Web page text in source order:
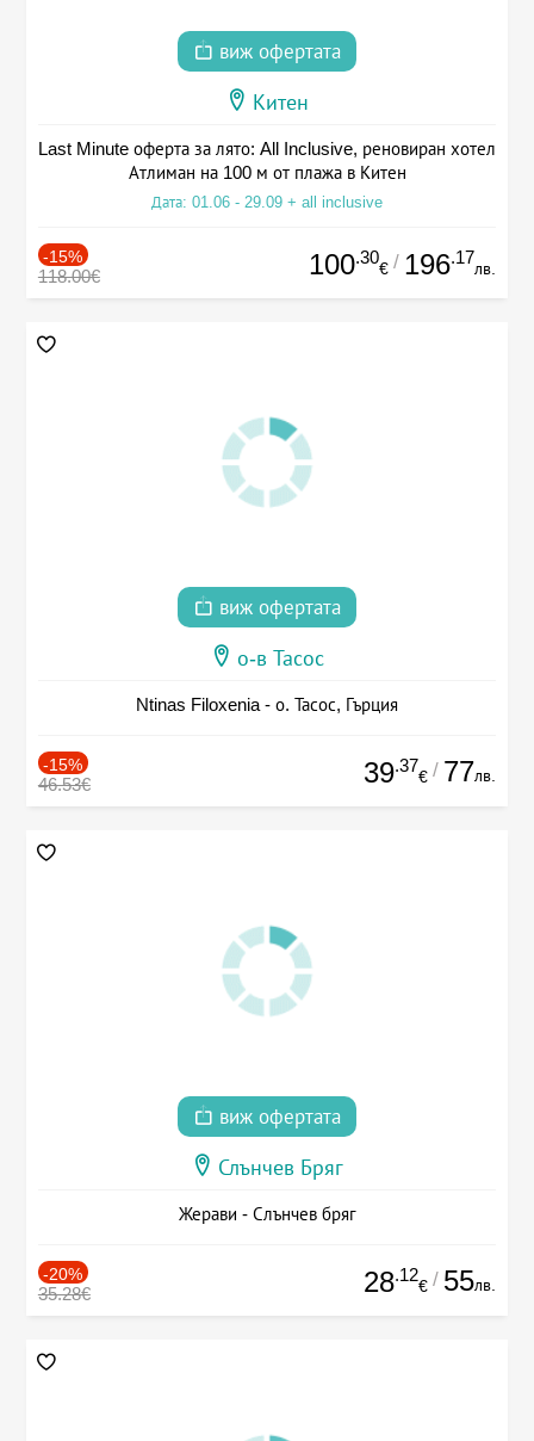
виж офертата
Китен
Last Minute оферта за лято: All Inclusive, реновиран хотел
Атлиман на 100 м от плажа в Китен
Дата: 01.06 - 29.09 + all inclusive
-15%
118.00€ 100.30
€ / 196.17
лв.
виж офертата
о-в Тасос
Ntinas Filoxenia - о. Тасос, Гърция
-15%
46.53€ 39.37
€ / 77лв.
виж офертата
Слънчев Бряг
Жерави - Слънчев бряг
-20%
35.28€ 28.12
€ / 55лв.